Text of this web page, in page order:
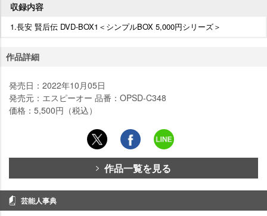
収録内容
1.長安 賢后伝 DVD-BOX1＜シンプルBOX 5,000円シリーズ＞
作品詳細
発売日：2022年10月05日
発売元：エスピーオー 品番：OPSD-C348
価格：5,500円（税込）
作品一覧を見る
芸能人事典